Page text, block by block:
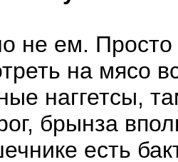
не ем. Просто
на мясо
наггетсы,
брынза
есть